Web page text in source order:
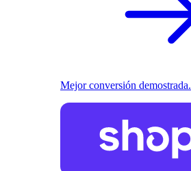
Mejor conversión demostrada.